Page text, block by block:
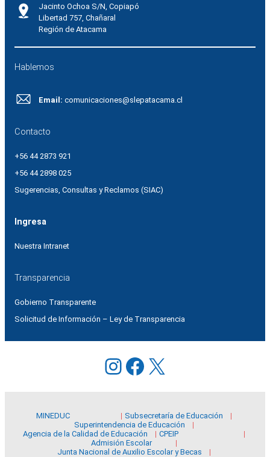
Jacinto Ochoa S/N, Copiapó
Libertad 757, Chañaral
Región de Atacama
Hablemos
Email: comunicaciones@slepatacama.cl
Contacto
+56 44 2873 921
+56 44 2898 025
Sugerencias, Consultas y Reclamos (SIAC)
Ingresa
Nuestra Intranet
Transparencia
Gobierno Transparente
Solicitud de Información – Ley de Transparencia
Instagram
Facebook
X
MINEDUC
Subsecretaría de Educación
Superintendencia de Educación
Agencia de la Calidad de Educación
CPEIP
Admisión Escolar
Junta Nacional de Auxilio Escolar y Becas